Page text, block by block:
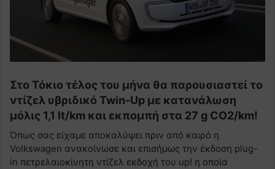
Στο Τόκιο τέλος του μήνα θα παρουσιαστεί το
ντίζελ υβριδικό Twin-Up με κατανάλωση
μόλις 1,1 lt/km και εκπομπή στα 27 g CO2/km!
Όπως σας είχαμε αποκαλύψει πριν από καιρό η
Volkswagen ανακοίνωσε και επισήμως την έκδοση plug-
in πετρελαιοκίνητη ντίζελ εκδοχή του up! η οποία